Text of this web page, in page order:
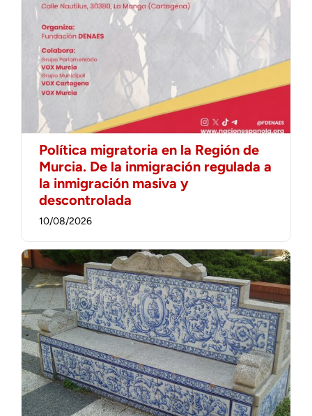
Política migratoria en la Región de
Murcia. De la inmigración regulada a
la inmigración masiva y
descontrolada
10/08/2026